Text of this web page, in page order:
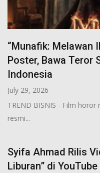
“Munafik: Melawan
Poster, Bawa Teror
Indonesia
July 29, 2026
TREND BISNIS - Film
resmi...
Syifa Ahmad Rilis
Liburan” di